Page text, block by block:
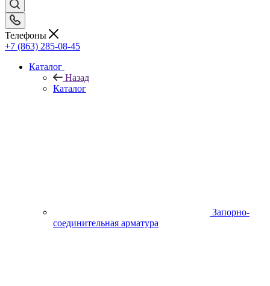
Телефоны
+7 (863) 285-08-45
Каталог
Назад
Каталог
Запорно-
соединительная арматура